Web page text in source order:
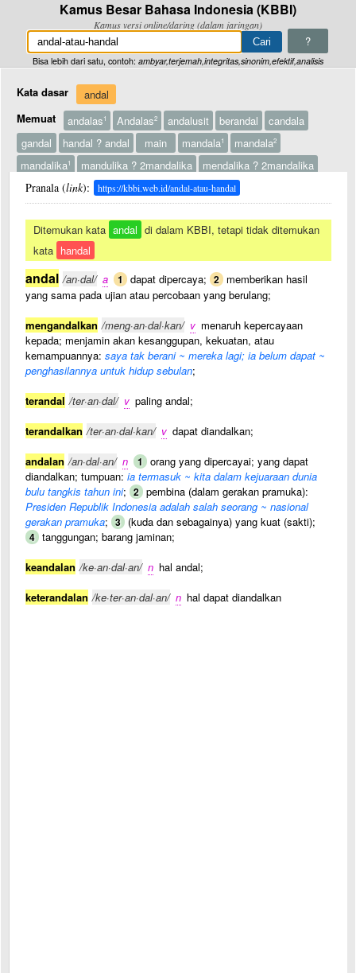
Kamus Besar Bahasa Indonesia (KBBI)
Kamus versi online/daring (dalam jaringan)
?
Bisa lebih dari satu, contoh: ambyar,terjemah,integritas,sinonim,efektif,analisis
Kata dasar
andal
Memuat
andalas1 Andalas2 andalusit berandal
candala
gandal
handal ? andal main mandala1 mandala2
mandalika1 mandulika ? 2mandalika
mendalika ? 2mandalika
mendeleka
mendelika ? 1mandalika museum
wiyata
Pranala (link): https://kbbi.web.id/andal-atau-handal
Ditemukan kata andal di dalam KBBI, tetapi tidak ditemukan
kata handal
andal /an·dal/ a 1 dapat dipercaya; 2 memberikan hasil
yang sama pada ujian atau percobaan yang berulang;
mengandalkan /meng·an·dal·kan/ v menaruh kepercayaan
kepada; menjamin akan kesanggupan, kekuatan, atau
kemampuannya: saya tak berani ~ mereka lagi; ia belum dapat ~
penghasilannya untuk hidup sebulan;
terandal /ter·an·dal/ v paling andal;
terandalkan /ter·an·dal·kan/ v dapat diandalkan;
andalan /an·dal·an/ n 1 orang yang dipercayai; yang dapat
diandalkan; tumpuan: ia termasuk ~ kita dalam kejuaraan dunia
bulu tangkis tahun ini; 2 pembina (dalam gerakan pramuka):
Presiden Republik Indonesia adalah salah seorang ~ nasional
gerakan pramuka; 3 (kuda dan sebagainya) yang kuat (sakti);
4 tanggungan; barang jaminan;
keandalan /ke·an·dal·an/ n hal andal;
keterandalan /ke·ter·an·dal·an/ n hal dapat diandalkan